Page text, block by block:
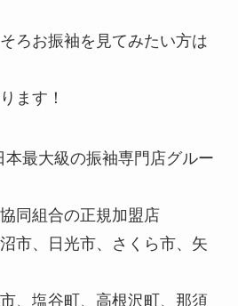
ろお振袖を見てみたい方は
ます！
最大級の振袖専門店グルー
同組合の正規加盟店
市、日光市、さくら市、矢
、塩谷町、高根沢町、那須